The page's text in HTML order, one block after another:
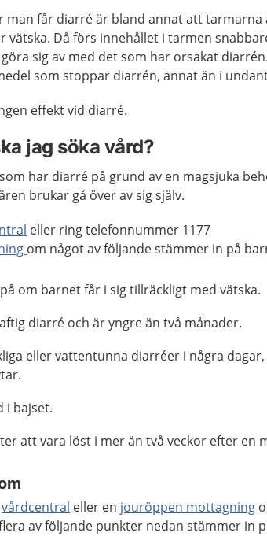
man får diarré är bland annat att
vätska. Då förs innehållet i tarmen
sig av med det som har orsakat
som stoppar diarrén, annat än i
effekt vid diarré.
jag söka vård?
har diarré på grund av en magsjuka
brukar gå över av sig själv.
eller ring telefonnummer 1177
om något av följande stämmer in på
om barnet får i sig tillräckligt med vätska.
diarré och är yngre än två månader.
eller vattentunna diarréer i några
i bajset.
att vara löst i mer än två veckor efter en
vårdcentral eller en jouröppen mottagning
av följande punkter nedan stämmer in